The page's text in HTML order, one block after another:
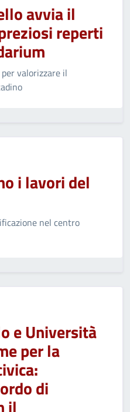
avvia il
reperti
valorizzare il
i lavori del
nel centro
e Università
per la
di
il